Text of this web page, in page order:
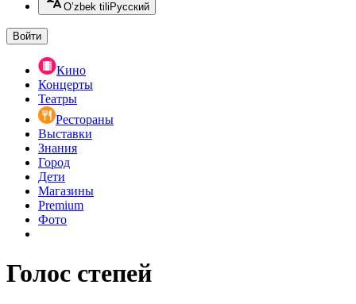
O’zbek tili Русский
Войти
Кино
Концерты
Театры
Рестораны
Выставки
Знания
Город
Дети
Магазины
Premium
Фото
Голос степей